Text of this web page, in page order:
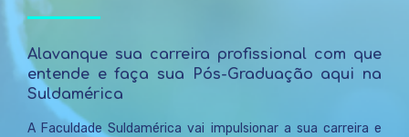
Alavanque sua carreira profissional com que
entende e faça sua Pós-Graduação aqui na
Suldamérica
A Faculdade Suldamérica vai impulsionar a sua carreira e